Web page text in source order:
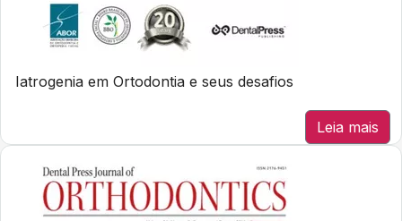
Iatrogenia em Ortodontia e seus desafios
Leia mais